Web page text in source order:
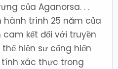
của Aganorsa. . .
hành trình 25 năm của
kết đối với truyền
hiện sự cống hiến
tính xác thực trong